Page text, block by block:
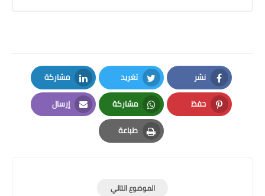
نشر
Facebook
تغريد
Twitter
مشاركة
LinkedIn
حفظ
Pinterest
مشاركة
Whatsapp
إرسال
Email
طباعة
Print
الموضوع التالي